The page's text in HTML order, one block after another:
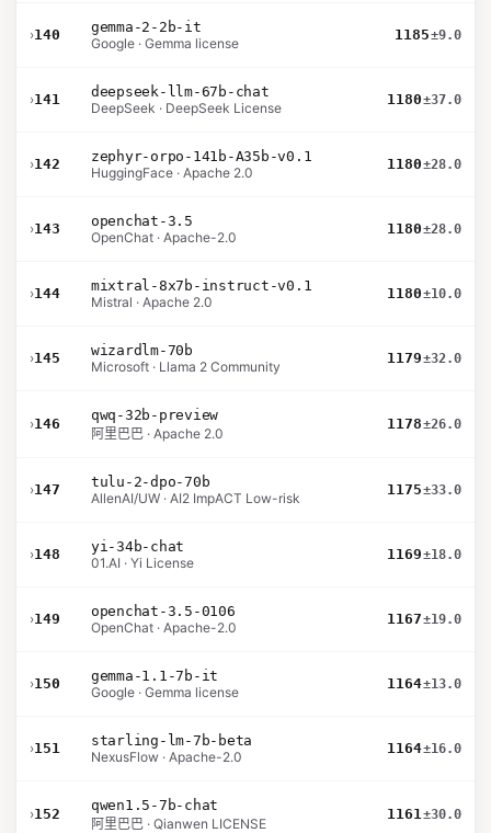
›140
gemma-2-2b-it
Google · Gemma license
1185±9.0
›141
deepseek-llm-67b-chat
DeepSeek · DeepSeek License
1180±37.0
›142
zephyr-orpo-141b-A35b-v0.1
HuggingFace · Apache 2.0
1180±28.0
›143
openchat-3.5
OpenChat · Apache-2.0
1180±28.0
›144
mixtral-8x7b-instruct-v0.1
Mistral · Apache 2.0
1180±10.0
›145
wizardlm-70b
Microsoft · Llama 2 Community
1179±32.0
›146
qwq-32b-preview
阿里巴巴 · Apache 2.0
1178±26.0
›147
tulu-2-dpo-70b
AllenAI/UW · AI2 ImpACT Low-risk
1175±33.0
›148
yi-34b-chat
01.AI · Yi License
1169±18.0
›149
openchat-3.5-0106
OpenChat · Apache-2.0
1167±19.0
›150
gemma-1.1-7b-it
Google · Gemma license
1164±13.0
›151
starling-lm-7b-beta
NexusFlow · Apache-2.0
1164±16.0
›152
qwen1.5-7b-chat
阿里巴巴 · Qianwen LICENSE
1161±30.0